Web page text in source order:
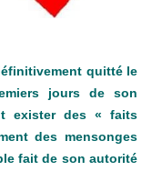
quitté le
jours de son
exister des « faits
des mensonges
fait de son autorité